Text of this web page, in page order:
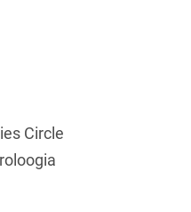
Circle